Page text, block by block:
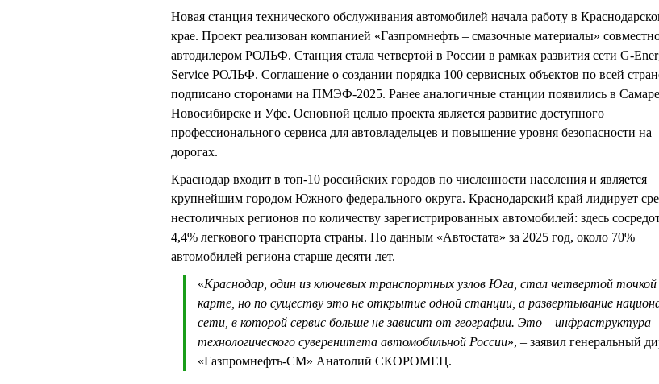
Новая станция технического обслуживания автомобилей начала работу в
крае. Проект реализован компанией «Газпромнефть – смазочные материалы»
автодилером РОЛЬФ. Станция стала четвертой в России в рамках развития сети G-
Service РОЛЬФ. Соглашение о создании порядка 100 сервисных объектов по всей
подписано сторонами на ПМЭФ-2025. Ранее аналогичные станции появились в
Новосибирске и Уфе. Основной целью проекта является развитие доступного
профессионального сервиса для автовладельцев и повышение уровня безопасности на
дорогах.
Краснодар входит в топ-10 российских городов по численности населения и является
крупнейшим городом Южного федерального округа. Краснодарский край лидирует
нестоличных регионов по количеству зарегистрированных автомобилей: здесь
4,4% легкового транспорта страны. По данным «Автостата» за 2025 год, около 70%
автомобилей региона старше десяти лет.
«Краснодар, один из ключевых транспортных узлов Юга, стал четвертой точкой
карте, но по существу это не открытие одной станции, а развертывание
сети, в которой сервис больше не зависит от географии. Это – инфраструктура
технологического суверенитета автомобильной России», – заявил генеральный
«Газпромнефть-СМ» Анатолий СКОРОМЕЦ.